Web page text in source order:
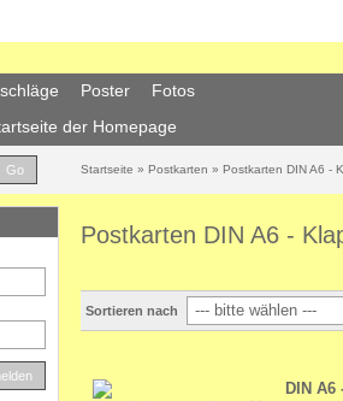
Poster
Fotos
der Homepage
Go Startseite » Postkarten » Postkarten DIN A6 -
Postkarten DIN A6 -
Sortieren nach
DIN